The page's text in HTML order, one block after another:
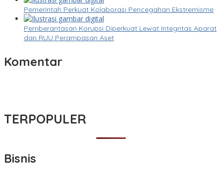
Pemerintah Perkuat Kolaborasi Pencegahan Ekstremisme
Pemberantasan Korupsi Diperkuat Lewat Integritas Aparat
dan RUU Perampasan Aset
Komentar
TERPOPULER
Bisnis